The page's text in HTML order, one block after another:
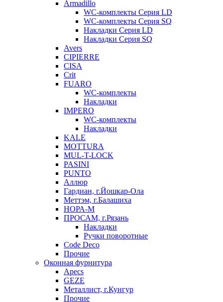
Armadillo
WC-комплекты Серия LD
WC-комплекты Серия SQ
Накладки Серия LD
Накладки Серия SQ
Avers
CIPIERRE
CISA
Crit
FUARO
WC-комплекты
Накладки
IMPERO
WC-комплекты
Накладки
KALE
MOTTURA
MUL-T-LOCK
PASINI
PUNTO
Аллюр
Гардиан, г.Йошкар-Ола
Меттэм, г.Балашиха
НОРА-М
ПРОСАМ, г.Рязань
Накладки
Ручки поворотные
Code Deco
Прочие
Оконная фурнитура
Apecs
GEZE
Металлист, г.Кунгур
Прочие